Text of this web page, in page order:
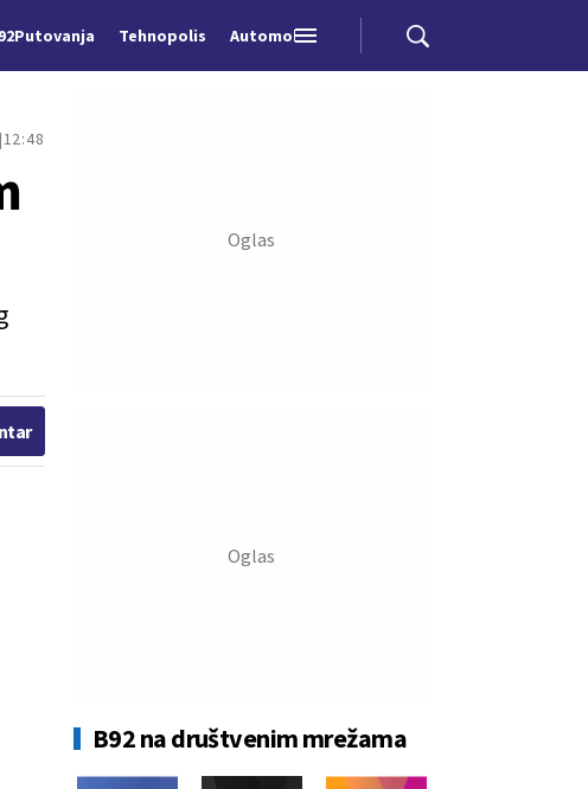
92Putovanja Tehnopolis Automobili
12:48
B92 na društvenim mrežama